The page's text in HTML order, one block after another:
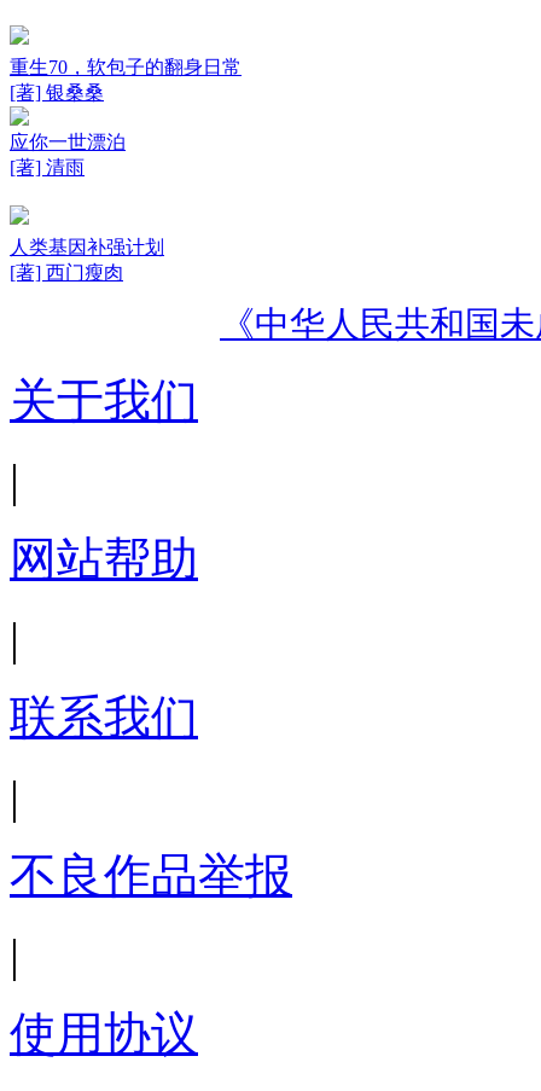
重生70，软包子的翻身日常
[著] 银桑桑
应你一世漂泊
[著] 清雨
人类基因补强计划
[著] 西门瘦肉
《中华人民共和国
关于我们
|
网站帮助
|
联系我们
|
不良作品举报
|
使用协议